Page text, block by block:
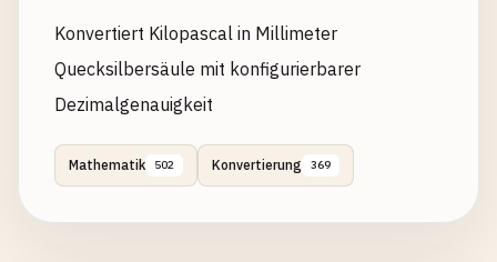
Konvertiert Kilopascal in Millimeter
Quecksilbersäule mit konfigurierbarer
Dezimalgenauigkeit
Mathematik 502 Konvertierung 369